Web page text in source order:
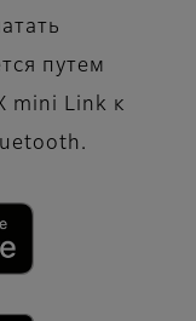
путем
mini Link к